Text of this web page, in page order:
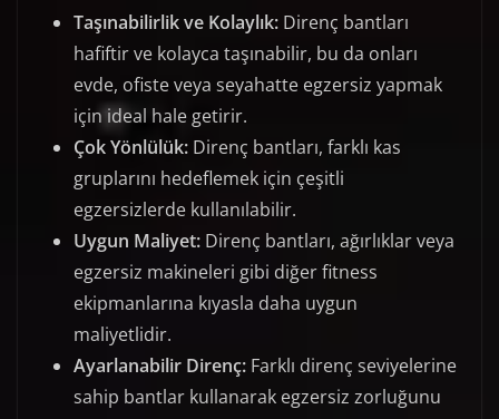
Taşınabilirlik ve Kolaylık: Direnç bantları
hafiftir ve kolayca taşınabilir, bu da onları
evde, ofiste veya seyahatte egzersiz yapmak
için ideal hale getirir.
Çok Yönlülük: Direnç bantları, farklı kas
gruplarını hedeflemek için çeşitli
egzersizlerde kullanılabilir.
Uygun Maliyet: Direnç bantları, ağırlıklar veya
egzersiz makineleri gibi diğer fitness
ekipmanlarına kıyasla daha uygun
maliyetlidir.
Ayarlanabilir Direnç: Farklı direnç seviyelerine
sahip bantlar kullanarak egzersiz zorluğunu